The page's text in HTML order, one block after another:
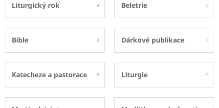
Liturgický rok Beletrie
Bible Dárkové publikace
Katecheze a pastorace Liturgie